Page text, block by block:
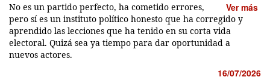
Ver más
No es un partido perfecto, ha cometido errores,
pero sí es un instituto político honesto que ha corregido y
aprendido las lecciones que ha tenido en su corta vida
electoral. Quizá sea ya tiempo para dar oportunidad a
nuevos actores.
16/07/2026